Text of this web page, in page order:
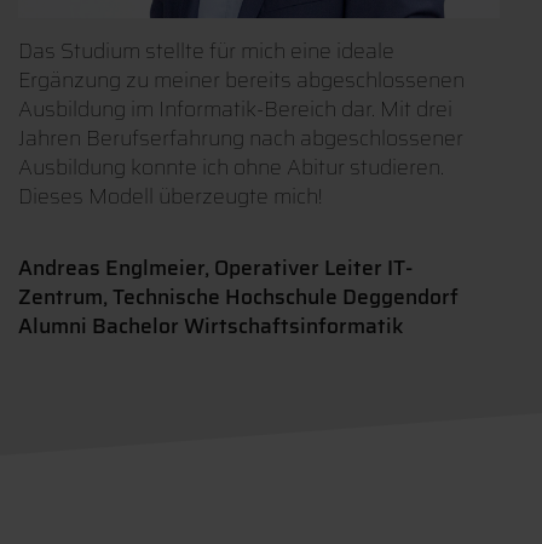
Das Studium stellte für mich eine ideale
Ergänzung zu meiner bereits abgeschlossenen
Ausbildung im Informatik-Bereich dar. Mit drei
Jahren Berufserfahrung nach abgeschlossener
Ausbildung konnte ich ohne Abitur studieren.
Dieses Modell überzeugte mich!
Andreas Englmeier, Operativer Leiter IT-
Zentrum, Technische Hochschule Deggendorf
Alumni Bachelor Wirtschaftsinformatik